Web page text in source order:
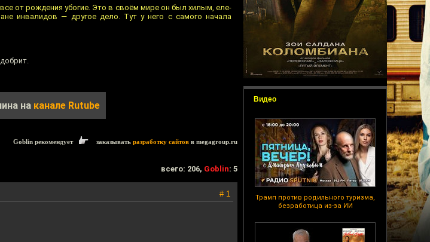
Видео
Трамп против родильного туризма,
безработица из-за ИИ
от рождения убогие. Это в своём мире он был хилым, еле-
инвалидов — другое дело. Тут у него с самого начала
на канале Rutube
Goblin рекомендует заказывать разработку сайтов в megagroup.ru
всего: 206, Goblin: 5
# 1